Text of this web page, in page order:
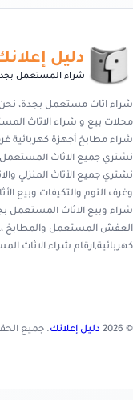
دليل
شراء المستعمل
شراء اثاث مستعمل بجدة،
محلات بيع و شراء الاثاث
شراء مطابخ أجهزة كهربائية
نشتري جميع الاثاث المستعمل
نشتري جميع الأثاث المنزلي
وغرف النوم والتكيفات وبيع
شراء وبيع الاثاث المستعمل
العفش المستعمل والمطابخ
كهربائية,ارقام شراء الاثاث
© 2026 دليل إعلانك. جميع